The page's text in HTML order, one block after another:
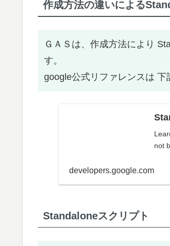
作成方法の違いによる
ＧＡＳは、作成方法により
す。
google公式リファレンスは 下
not
developers.google.com
Standaloneスクリプト